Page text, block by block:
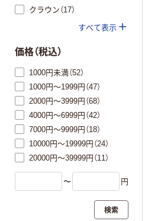
クラウン（17）
すべて表示
価格（税込）
1000円未満（52）
1000円～1999円（47）
2000円～3999円（68）
4000円～6999円（42）
7000円～9999円（18）
10000円～19999円（24）
20000円～39999円（11）
〜 円
検索